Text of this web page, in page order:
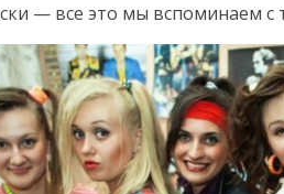
— все это мы вспоминаем с